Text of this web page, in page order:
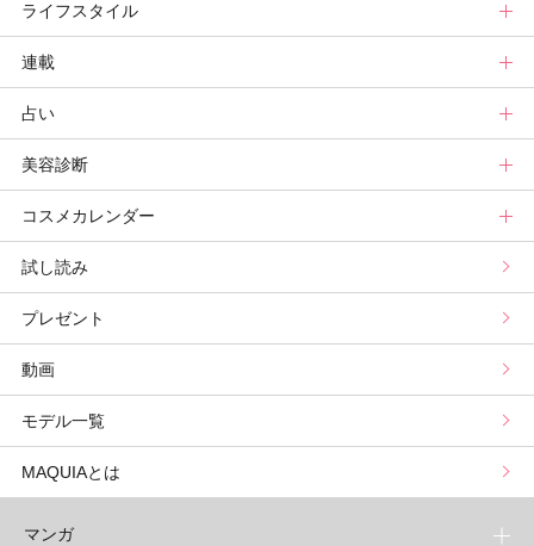
ヘア診断
ボディケア診断
ヘルスケア・ダイエット
TOPビューティーズ一覧
ビューティーズ一覧
記事ランキング
メンバーランキング
ベストコスメトップ
ベストコスメ
読者ベスコス
プチプラコスメグランプリ
ブライトニング・UVグランプリ
プリュスベスコス
ライフスタイル
ライフスタイルトップ
ニュース
ライフスタイルまとめ
ライフスタイル診断
連載
連載トップ
マキアエディターズのオッス！推しコス
小林ひろ美のキレイはかけ算
小田ユイコのマニアックビューティREPORT
野毛まゆりの実況野毛Channel
星谷菜々の美に効くスイーツ
山本舞香のBeauty Script
占い
占いトップ
Keikoの月星座占い
三島キアリーの12星座別 恋愛運&美容運
動物キャラナビ占い
ムーン・リーの運を呼び寄せる香り
美容診断
美容診断トップ
パーソナルカラー診断
顔タイプ髪型診断
コスメカレンダー
コスメカレンダートップ
検索
試し読み
プレゼント
動画
モデル一覧
MAQUIAとは
マンガ